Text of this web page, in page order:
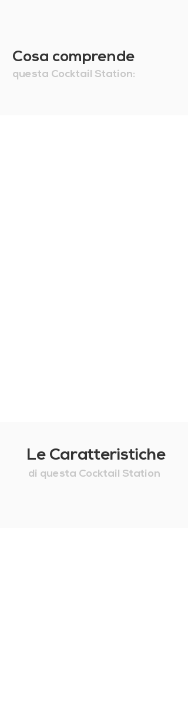
Cosa comprende
questa Cocktail Station:
Le Caratteristiche
di questa Cocktail Station